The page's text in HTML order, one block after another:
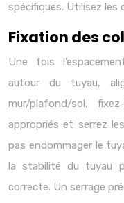
spécifiques. Utilisez
Fixation des
Une fois
autour du tuyau,
mur/plafond/sol,
appropriés et serrez
pas endommager le
la stabilité du tuyau
correcte. Un serrage